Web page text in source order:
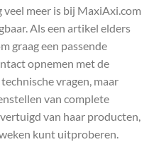
meer is bij MaxiAxi.com
Als een artikel elders
graag een passende
opnemen met de
vragen, maar
van complete
van haar producten,
kunt uitproberen.